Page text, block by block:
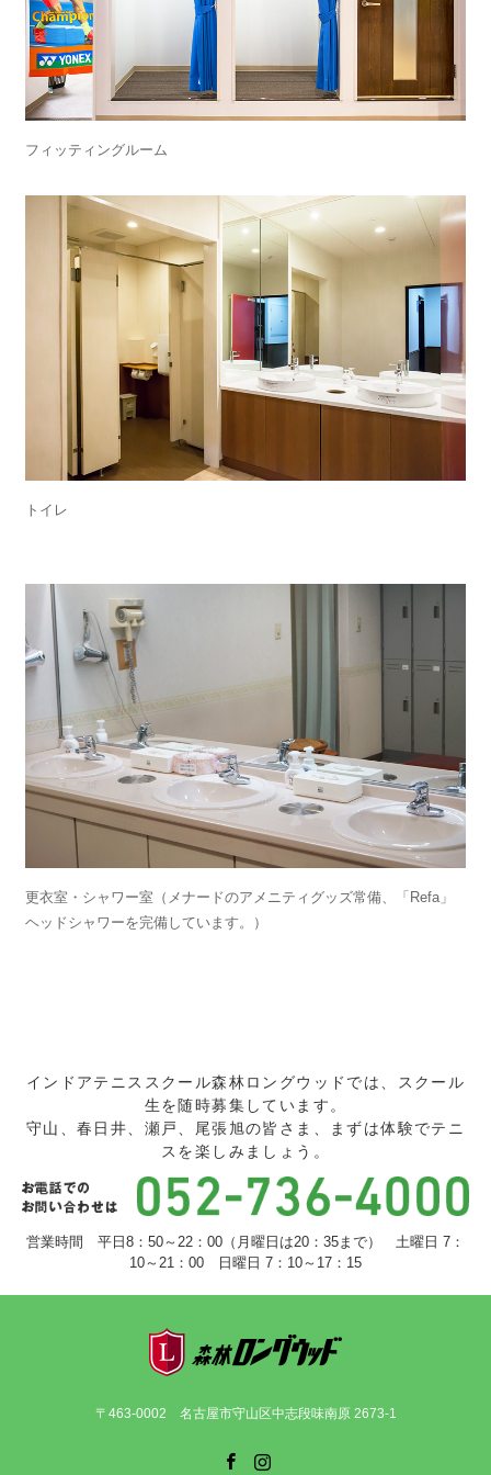
フィッティングルーム
トイレ
更衣室・シャワー室（メナードのアメニティグッズ常備、「Refa」
ヘッドシャワーを完備しています。）
インドアテニススクール森林ロングウッドでは、スクール
生を随時募集しています。
守山、春日井、瀬戸、尾張旭の皆さま、まずは体験でテニ
スを楽しみましょう。
営業時間 平日8：50～22：00（月曜日は20：35まで） 土曜日 7：
10～21：00 日曜日 7：10～17：15
〒463-0002 名古屋市守山区中志段味南原 2673-1